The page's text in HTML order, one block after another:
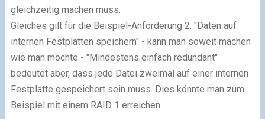
gleichzeitig machen muss.
Gleiches gilt für die Beispiel-Anforderung 2: "Daten auf
internen Festplatten speichern" - kann man soweit machen
wie man möchte - "Mindestens einfach redundant"
bedeutet aber, dass jede Datei zweimal auf einer internen
Festplatte gespeichert sein muss. Dies könnte man zum
Beispiel mit einem RAID 1 erreichen.